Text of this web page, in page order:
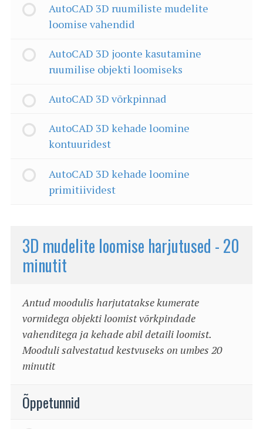
AutoCAD 3D ruumiliste mudelite
loomise vahendid
AutoCAD 3D joonte kasutamine
ruumilise objekti loomiseks
AutoCAD 3D võrkpinnad
AutoCAD 3D kehade loomine
kontuuridest
AutoCAD 3D kehade loomine
primitiividest
3D mudelite loomise harjutused - 20
minutit
Antud moodulis harjutatakse kumerate
vormidega objekti loomist võrkpindade
vahenditega ja kehade abil detaili loomist.
Mooduli salvestatud kestvuseks on umbes 20
minutit
Õppetunnid